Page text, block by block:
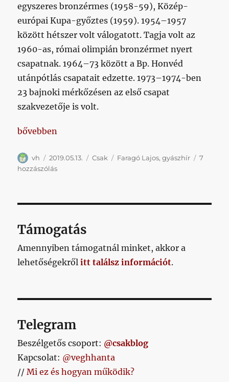
egyszeres bronzérmes (1958-59), Közép-
európai Kupa-győztes (1959). 1954–1957
között hétszer volt válogatott. Tagja volt az
1960-as, római olimpián bronzérmet nyert
csapatnak. 1964–73 között a Bp. Honvéd
utánpótlás csapatait edzette. 1973–1974-ben
23 bajnoki mérkőzésen az első csapat
szakvezetője is volt.
„Elhunyt Faragó Lajos”
bővebben
Szerző
vh Közzétéve
2019.05.13. Kategória
Csak Címke
Faragó Lajos,gyászhír
7
hozzászólásElhunyt
Támogatás
Amennyiben támogatnál minket, akkor a
lehetőségekrőlitt találsz információt.
Telegram
Beszélgetős csoport: @csakblog
Kapcsolat: @veghhanta
//Mi ez és hogyan működik?